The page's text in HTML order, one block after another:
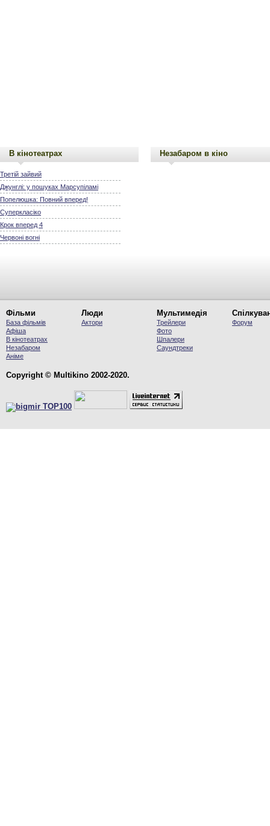
В кінотеатрах
Третій зайвий
Джунглі: у пошуках Марсупіламі
Попелюшка: Повний вперед!
Суперкласіко
Крок вперед 4
Червоні вогні
Незабаром в кіно
Фільми
База фільмів
Афіша
В кінотеатрах
Незабаром
Аніме
Люди
Актори
Мультимедія
Трейлери
Фото
Шпалери
Саундтреки
Форум
Copyright © Multikino 2002-2020.